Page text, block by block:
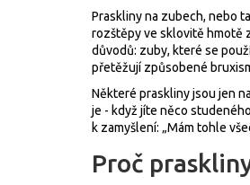
Praskliny na zubech, nebo
rozštěpy ve sklovitě hmotě
důvodů: zuby, které se
přetěžují způsobené
Některé praskliny jsou jen
je - když jíte něco
k zamyšlení: „Mám tohle
Proč